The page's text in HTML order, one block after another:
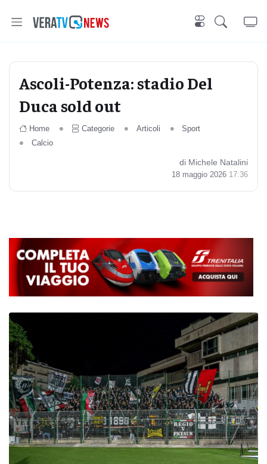
Ascoli-Potenza: stadio Del
Duca sold out
Home Categorie Articoli
Sport
Calcio
di Michele Natalini
18 maggio 2026 17:36